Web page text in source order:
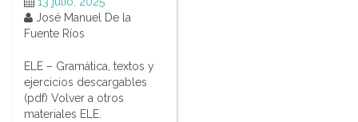
José Manuel De la
Fuente Ríos
ELE – Gramática, textos y
ejercicios descargables
(pdf) Volver a otros
materiales ELE.